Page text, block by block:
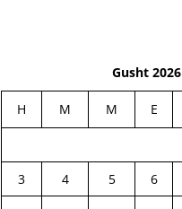
Gusht 2026
H M M E
3
4 5 6